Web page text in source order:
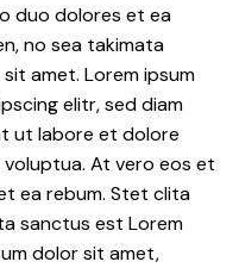
duo dolores et ea
no sea takimata
amet. Lorem ipsum
elitr, sed diam
ut labore et dolore
At vero eos et
ea rebum. Stet clita
sanctus est Lorem
dolor sit amet,